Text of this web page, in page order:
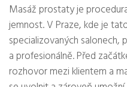
Masáž prostaty je
jemnost. V Praze, kde je
specializovaných salonech,
a profesionálně. Před
rozhovor mezi klientem a